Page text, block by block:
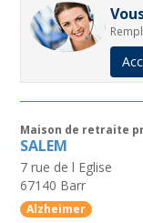
Maison de retraite
SALEM
7 rue de l Eglise
67140 Barr
Alzheimer